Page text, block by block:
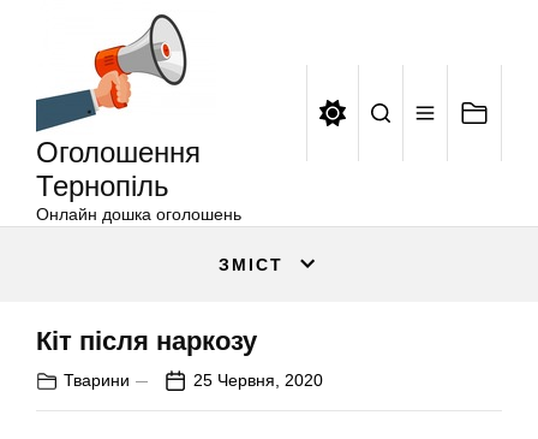
Оголошення
Тернопіль
Онлайн дошка оголошень
ЗМІСТ
Кіт після наркозу
Тварини 25 Червня, 2020